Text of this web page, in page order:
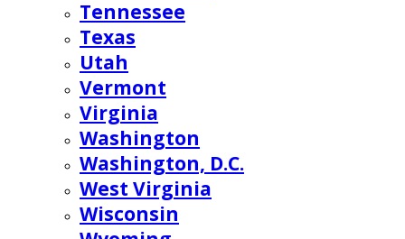
Tennessee
Texas
Utah
Vermont
Virginia
Washington
Washington, D.C.
West Virginia
Wisconsin